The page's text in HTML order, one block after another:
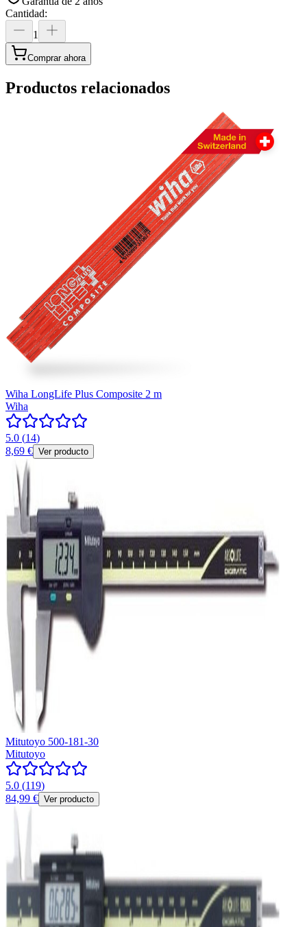
Cantidad:
1
Comprar ahora
Productos relacionados
Wiha LongLife Plus Composite 2 m
Wiha
5.0 (14)
8,69 € Ver producto
Mitutoyo 500-181-30
Mitutoyo
5.0 (119)
84,99 € Ver producto